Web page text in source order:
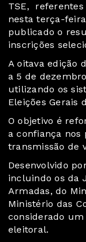
TSE, referentes
nesta terça-
publicado o
inscrições
A oitava edição
a 5 de
utilizando os
Eleições Gerais
O objetivo é
a confiança nos
transmissão de
Desenvolvido
incluindo os da
Armadas, do
Ministério das
considerado
eleitoral.